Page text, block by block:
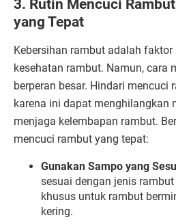
3. Rutin Mencuci
yang Tepat
Kebersihan rambut adalah
kesehatan rambut. Namun, cara
berperan besar. Hindari mencuci
karena ini dapat menghilangkan
menjaga kelembapan rambut.
mencuci rambut yang tepat:
Gunakan Sampo yang
sesuai dengan jenis
khusus untuk rambut
kering.